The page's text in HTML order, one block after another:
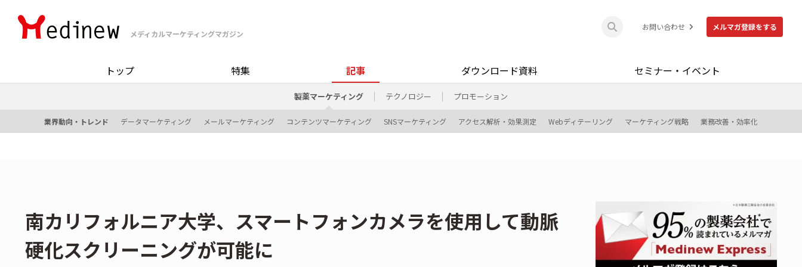
メディカルマーケティングマガジン
お問い合わせ メルマガ登録をする
トップ 特集 記事 ダウンロード資料 セミナー・イベント
製薬マーケティング テクノロジー プロモーション
業界動向・トレンド データマーケティング メールマーケティング コンテンツマーケティング SNSマーケティング アクセス解析・効果測定 Webディテーリング マーケティング戦略 業務改善・効率化
南カリフォルニア大学、スマートフォンカメラを使用して動脈
硬化スクリーニングが可能に